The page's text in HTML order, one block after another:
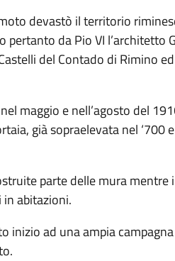
devastò il territorio
da Pio VI l’architetto
del Contado di Rimino
maggio e nell’agosto del
già sopraelevata nel ‘700
parte delle mura mentre
abitazioni.
inizio ad una ampia